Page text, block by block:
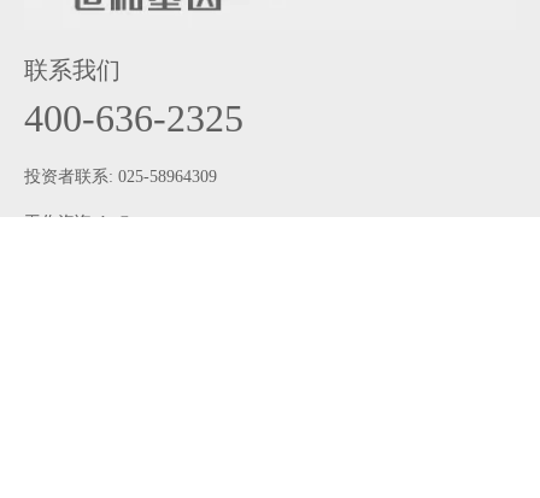
联系我们
400-636-2325
投资者联系: 025-58964309
工作咨询: hr@geneseeq.com